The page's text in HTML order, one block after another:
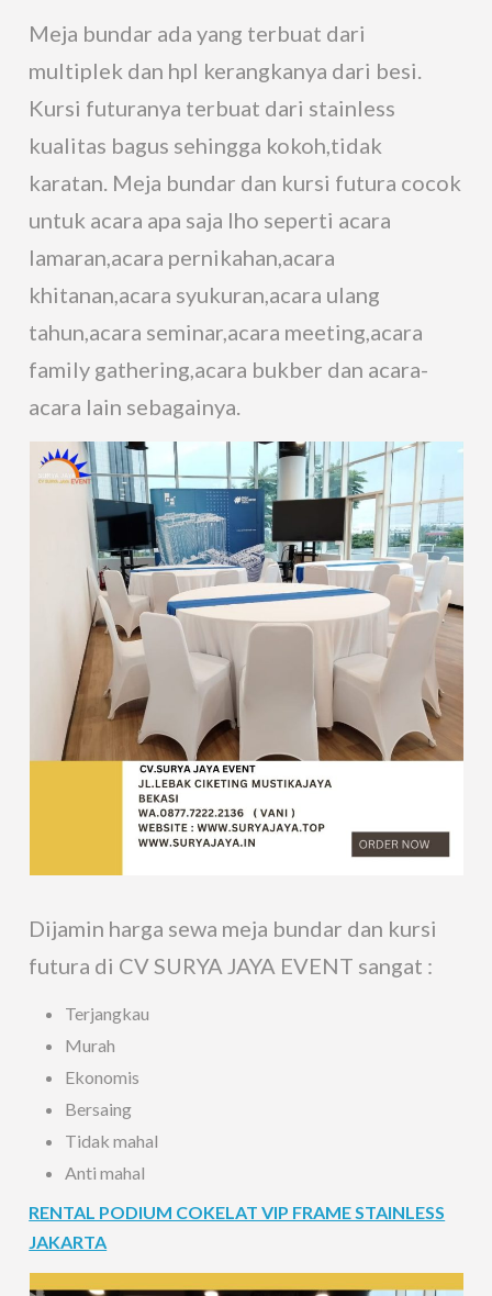
Meja bundar ada yang terbuat dari
multiplek dan hpl kerangkanya dari besi.
Kursi futuranya terbuat dari stainless
kualitas bagus sehingga kokoh,tidak
karatan. Meja bundar dan kursi futura cocok
untuk acara apa saja lho seperti acara
lamaran,acara pernikahan,acara
khitanan,acara syukuran,acara ulang
tahun,acara seminar,acara meeting,acara
family gathering,acara bukber dan acara-
acara lain sebagainya.
Dijamin harga sewa meja bundar dan kursi
futura di CV SURYA JAYA EVENT sangat :
Terjangkau
Murah
Ekonomis
Bersaing
Tidak mahal
Anti mahal
RENTAL PODIUM COKELAT VIP FRAME STAINLESS
JAKARTA